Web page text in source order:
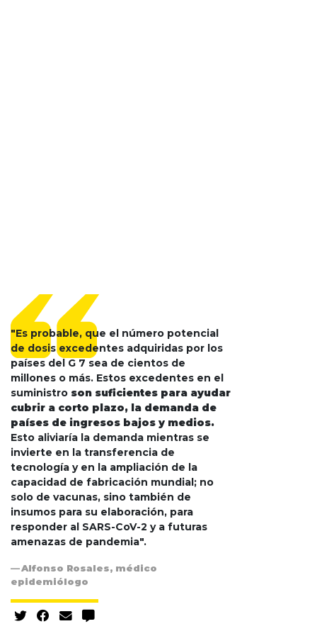
"Es probable, que el número potencial
de dosis excedentes adquiridas por los
países del G 7 sea de cientos de
millones o más. Estos excedentes en el
suministro son suficientes para ayudar
cubrir a corto plazo, la demanda de
países de ingresos bajos y medios.
Esto aliviaría la demanda mientras se
invierte en la transferencia de
tecnología y en la ampliación de la
capacidad de fabricación mundial; no
solo de vacunas, sino también de
insumos para su elaboración, para
responder al SARS-CoV-2 y a futuras
amenazas de pandemia".
Alfonso Rosales, médico
epidemiólogo